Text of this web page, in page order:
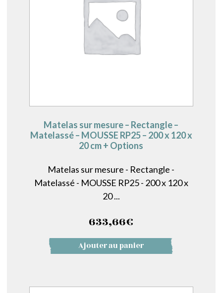
Matelas sur mesure – Rectangle –
Matelassé – MOUSSE RP25 – 200 x 120 x
20 cm + Options
Matelas sur mesure - Rectangle -
Matelassé - MOUSSE RP25 - 200 x 120 x
20 ...
633,66€
Ajouter au panier